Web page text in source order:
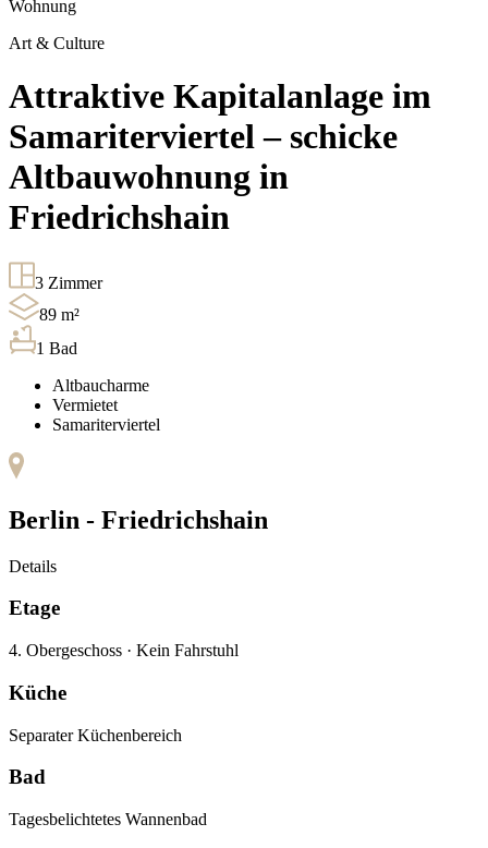
Wohnung
Art & Culture
Attraktive Kapitalanlage im
Samariterviertel – schicke
Altbauwohnung in
Friedrichshain
3 Zimmer
89 m²
1 Bad
Altbaucharme
Vermietet
Samariterviertel
Berlin - Friedrichshain
Details
Etage
4. Obergeschoss · Kein Fahrstuhl
Küche
Separater Küchenbereich
Bad
Tagesbelichtetes Wannenbad